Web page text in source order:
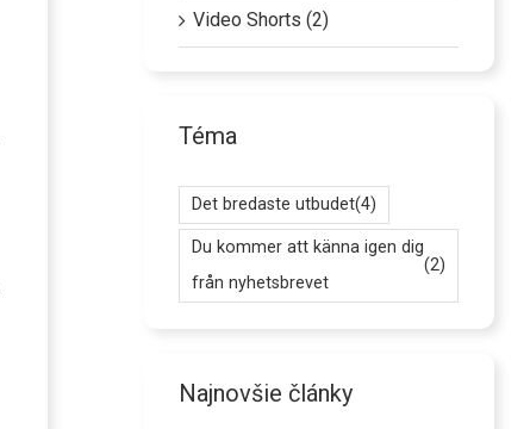
Video Shorts (2)
Téma
Det bredaste utbudet(4)
Du kommer att känna igen dig
från nyhetsbrevet
(2)
Najnovšie články